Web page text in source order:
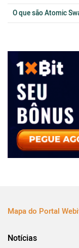
O que são Atomic
Mapa do Portal
Notícias